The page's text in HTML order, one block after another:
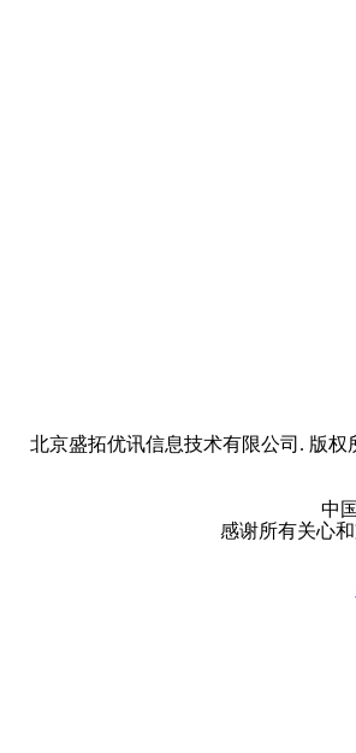
北京盛拓优讯信息技术有限公司. 版权
中
感谢所有关心